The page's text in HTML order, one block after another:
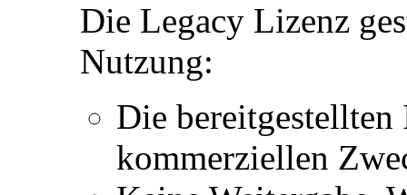
Die Legacy Lizenz
Nutzung:
Die
kommerziellen